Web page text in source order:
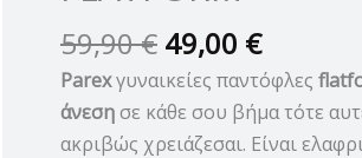
59,90€ 49,00 €
Parexγυναικείες παντόφλες
άνεσησε κάθε σου βήμα τότε
ακριβώς χρειάζεσαι. Είναι